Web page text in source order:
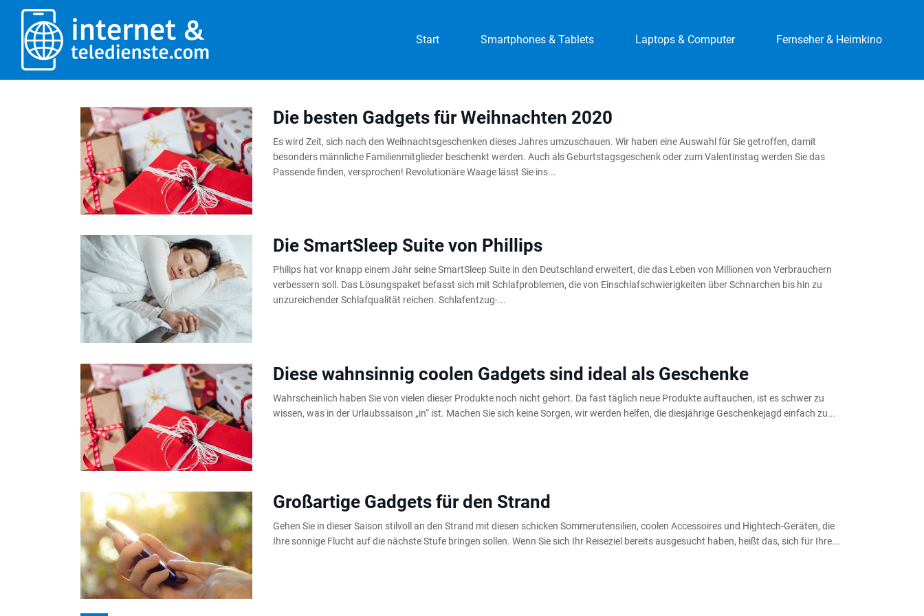
Start Smartphones & Tablets Laptops & Computer Fernseher & Heimkino
Die besten Gadgets für Weihnachten 2020
Es wird Zeit, sich nach den Weihnachtsgeschenken dieses Jahres umzuschauen. Wir haben eine Auswahl für Sie getroffen, damit
besonders männliche Familienmitglieder beschenkt werden. Auch als Geburtstagsgeschenk oder zum Valentinstag werden Sie das
Passende finden, versprochen! Revolutionäre Waage lässt Sie ins...
Die SmartSleep Suite von Phillips
Philips hat vor knapp einem Jahr seine SmartSleep Suite in den Deutschland erweitert, die das Leben von Millionen von Verbrauchern
verbessern soll. Das Lösungspaket befasst sich mit Schlafproblemen, die von Einschlafschwierigkeiten über Schnarchen bis hin zu
unzureichender Schlafqualität reichen. Schlafentzug-...
Diese wahnsinnig coolen Gadgets sind ideal als Geschenke
Wahrscheinlich haben Sie von vielen dieser Produkte noch nicht gehört. Da fast täglich neue Produkte auftauchen, ist es schwer zu
wissen, was in der Urlaubssaison „in“ ist. Machen Sie sich keine Sorgen, wir werden helfen, die diesjährige Geschenkejagd einfach zu...
Großartige Gadgets für den Strand
Gehen Sie in dieser Saison stilvoll an den Strand mit diesen schicken Sommerutensilien, coolen Accessoires und Hightech-Geräten, die
Ihre sonnige Flucht auf die nächste Stufe bringen sollen. Wenn Sie sich Ihr Reiseziel bereits ausgesucht haben, heißt das, sich für Ihre...